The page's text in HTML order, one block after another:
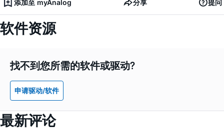
添加至 myAnalog 分享 提问
软件资源
找不到您所需的软件或驱动?
申请驱动/软件
最新评论